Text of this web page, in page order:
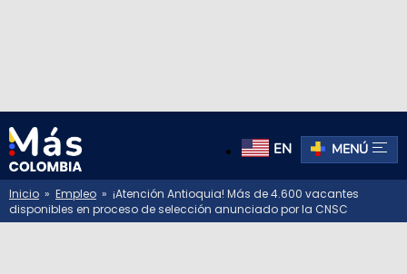
EN MENÚ
Inicio » Empleo » ¡Atención Antioquia! Más de 4.600 vacantes
disponibles en proceso de selección anunciado por la CNSC